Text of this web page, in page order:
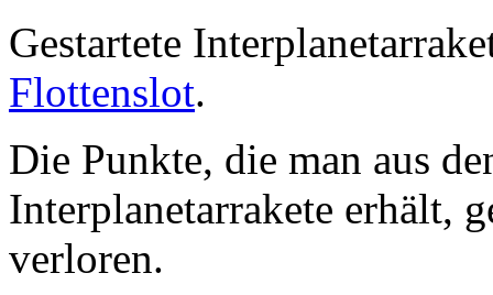
Gestartete
Flottenslot.
Die Punkte, die man aus
Interplanetarrakete erhält,
verloren.